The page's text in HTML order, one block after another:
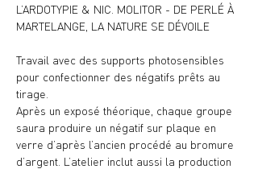
L’ARDOTYPIE & NIC. MOLITOR - DE PERLÉ À
MARTELANGE, LA NATURE SE DÉVOILE
Travail avec des supports photosensibles
pour confectionner des négatifs prêts au
tirage.
Après un exposé théorique, chaque groupe
saura produire un négatif sur plaque en
verre d’après l’ancien procédé au bromure
d’argent. L’atelier inclut aussi la production